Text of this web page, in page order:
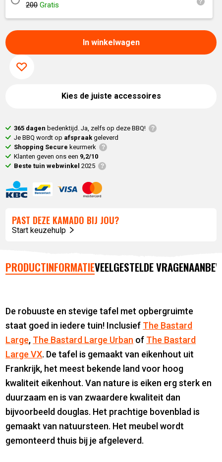
200Gratis
In winkelwagen
Kies de juiste accessoires
365 dagen bedenktijd. Ja, zelfs op deze BBQ!
Je BBQ wordt op afspraak geleverd
Shopping Secure keurmerk
Klanten geven ons een 9,2/10
Beste tuin webwinkel 2025
PAST DEZE KAMADO BIJ JOU?
Start keuzehulp
PRODUCTINFORMATIEVEELGESTELDE VRAGEN
De robuuste en stevige tafel met opbergruimte
staat goed in iedere tuin! Inclusief The Bastard
Large, The Bastard Large Urban of The Bastard
Large VX. De tafel is gemaakt van eikenhout uit
Frankrijk, het meest bekende land voor hoog
kwaliteit eikenhout. Van nature is eiken erg sterk en
duurzaam en is van zwaardere kwaliteit dan
bijvoorbeeld douglas. Het prachtige bovenblad is
gemaakt van natuursteen. Het meubel wordt
gemonteerd thuis bij je afgeleverd.